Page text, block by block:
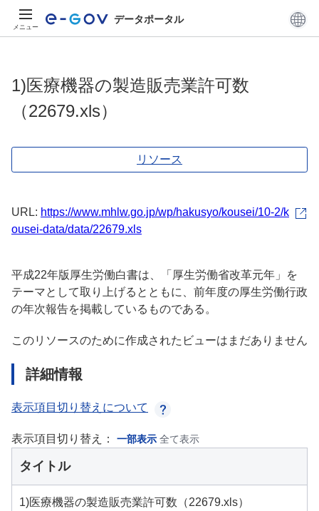
メニュー
データポータル
1)医療機器の製造販売業許可数
（22679.xls）
リソース
URL: https://www.mhlw.go.jp/wp/hakusyo/kousei/10-2/k
ousei-data/data/22679.xls
平成22年版厚生労働白書は、「厚生労働省改革元年」を
テーマとして取り上げるとともに、前年度の厚生労働行政
の年次報告を掲載しているものである。
このリソースのために作成されたビューはまだありません
詳細情報
表示項目切り替えについて
表示項目切り替え： 一部表示 全て表示
タイトル
1)医療機器の製造販売業許可数（22679.xls）